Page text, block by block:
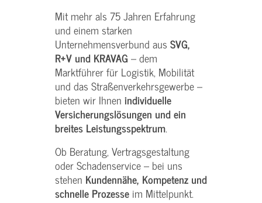
Mit mehr als 75 Jahren Erfahrung
und einem starken
Unternehmensverbund aus SVG,
R+V und KRAVAG – dem
Marktführer für Logistik, Mobilität
und das Straßenverkehrsgewerbe –
bieten wir Ihnen individuelle
Versicherungslösungen und ein
breites Leistungsspektrum.
Ob Beratung, Vertragsgestaltung
oder Schadenservice – bei uns
stehen Kundennähe, Kompetenz und
schnelle Prozesse im Mittelpunkt.